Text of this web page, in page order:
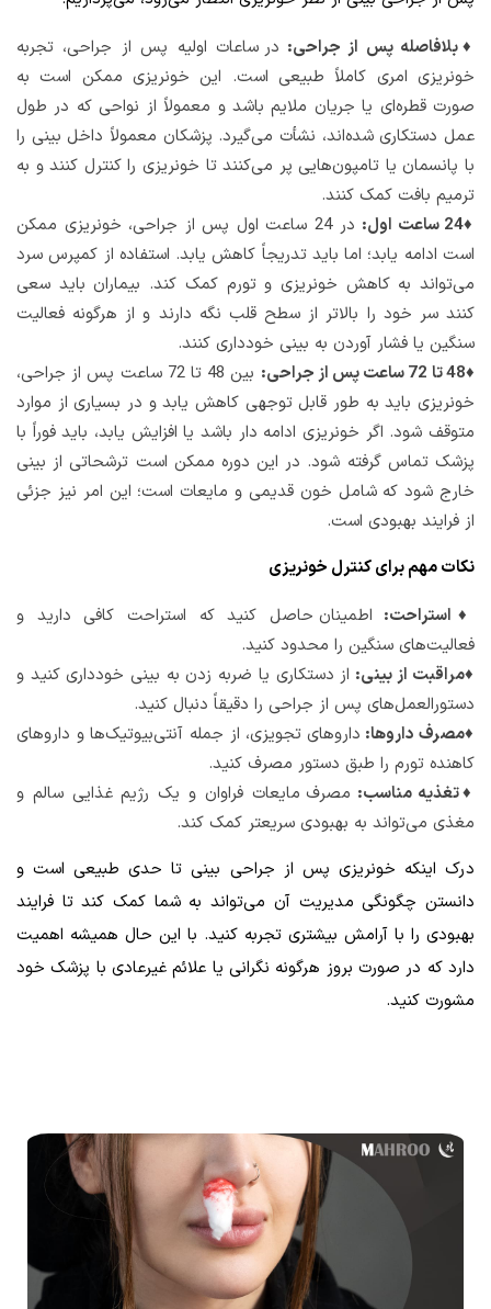
♦بلافاصله پس از جراحی: در ساعات اولیه پس از جراحی، تجربه
خونریزی امری کاملاً طبیعی است. این خونریزی ممکن است به
صورت قطره‌ای یا جریان ملایم باشد و معمولاً از نواحی که در طول
عمل دستکاری شده‌اند، نشأت می‌گیرد. پزشکان معمولاً داخل بینی را
با پانسمان یا تامپون‌هایی پر می‌کنند تا خونریزی را کنترل کنند و به
ترمیم بافت کمک کنند.
♦24 ساعت اول:
در 24 ساعت اول پس از جراحی، خونریزی ممکن
است ادامه یابد؛ اما باید تدریجاً کاهش یابد. استفاده از کمپرس سرد
می‌تواند به کاهش خونریزی و تورم کمک کند. بیماران باید سعی
کنند سر خود را بالاتر از سطح قلب نگه دارند و از هرگونه فعالیت
سنگین یا فشار آوردن به بینی خودداری کنند.
♦48 تا 72 ساعت پس از جراحی:
بین 48 تا 72 ساعت پس از جراحی،
خونریزی باید به طور قابل توجهی کاهش یابد و در بسیاری از موارد
متوقف شود. اگر خونریزی ادامه دار باشد یا افزایش یابد، باید فوراً با
پزشک تماس گرفته شود. در این دوره ممکن است ترشحاتی از بینی
خارج شود که شامل خون قدیمی و مایعات است؛ این امر نیز جزئی
از فرایند بهبودی است.
نکات مهم برای کنترل خونریزی
♦استراحت: اطمینان حاصل کنید که استراحت کافی دارید و
فعالیت‌های سنگین را محدود کنید.
♦مراقبت از بینی: از دستکاری یا ضربه زدن به بینی خودداری کنید و
دستورالعمل‌های پس از جراحی را دقیقاً دنبال کنید.
♦مصرف داروها: داروهای تجویزی، از جمله آنتی‌بیوتیک‌ها و داروهای
کاهنده تورم را طبق دستور مصرف کنید.
♦تغذیه مناسب: مصرف مایعات فراوان و یک رژیم غذایی سالم و
مغذی می‌تواند به بهبودی سریعتر کمک کند.
درک اینکه خونریزی پس از جراحی بینی تا حدی طبیعی است و
دانستن چگونگی مدیریت آن می‌تواند به شما کمک کند تا فرایند
بهبودی را با آرامش بیشتری تجربه کنید. با این حال همیشه اهمیت
دارد که در صورت بروز هرگونه نگرانی یا علائم غیرعادی با پزشک خود
مشورت کنید.